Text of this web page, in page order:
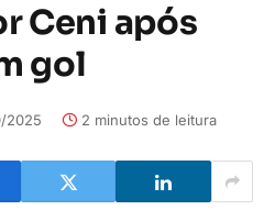
Ceni após
gol
2025 2 minutos de leitura